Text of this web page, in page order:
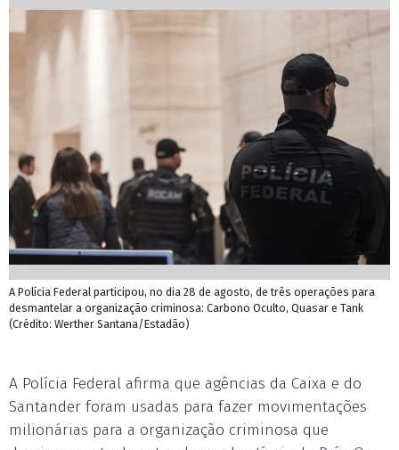
A Polí­cia Federal participou, no dia 28 de agosto, de três operações para
desmantelar a organização criminosa: Carbono Oculto, Quasar e Tank
(Crédito: Werther Santana/Estadão)
A Polícia Federal afirma que agências da Caixa e do
Santander foram usadas para fazer movimentações
milionárias para a organização criminosa que